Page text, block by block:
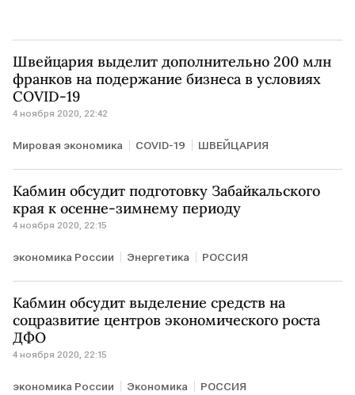
Швейцария выделит дополнительно 200 млн
франков на подержание бизнеса в условиях
COVID-19
4 ноября 2020, 22:42
Мировая экономика COVID-19 ШВЕЙЦАРИЯ
Кабмин обсудит подготовку Забайкальского
края к осенне-зимнему периоду
4 ноября 2020, 22:15
экономика России Энергетика РОССИЯ
Кабмин обсудит выделение средств на
соцразвитие центров экономического роста
ДФО
4 ноября 2020, 22:15
экономика России Экономика РОССИЯ